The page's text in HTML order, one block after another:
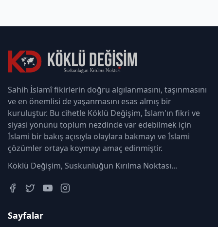
Sahih İslamî fikirlerin doğru algılanmasını, taşınmasını
ve en önemlisi de yaşanmasını esas almış bir
kuruluştur. Bu cihetle Köklü Değişim, İslam'ın fikri ve
siyasi yönünü toplum nezdinde var edebilmek için
İslami bir bakış açısıyla olaylara bakmayı ve İslami
çözümler ortaya koymayı amaç edinmiştir.
Köklü Değişim, Suskunluğun Kırılma Noktası...
Sayfalar